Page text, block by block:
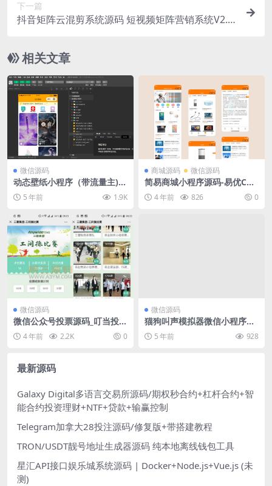
下一篇
抖音矩阵云混剪系统源码 短视频矩阵营销系统V2.2.
相关文章
微信源码
动态壁纸小程序（带流量主)源
码 5 年前 1.9K
商城源码 微信源码
简易商城小程序源码-易优CM
S后台源码
4 年前 826 0
微信源码
微信公众号投票源码_叮当投票
v1.0.34 年前 2.2K 0
微信源码
猫狗叫声模拟器微信小程序前
端源码
5 年前 928
最新源码
Galaxy Digital多语言交易所源码/期权秒合约+杠杆合约+智
能合约投资理财+NTF+贷款+输赢控制
Telegram加拿大28投注源码/修复版+带搭建教程
TRON/USDT靓号地址生成器源码 纯本地离线钱包工具
星汇API接口娱乐城系统源码 | Docker+Node.js+Vue.js (未
测)